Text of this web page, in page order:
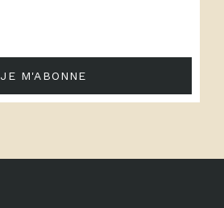
JE M'ABONNE